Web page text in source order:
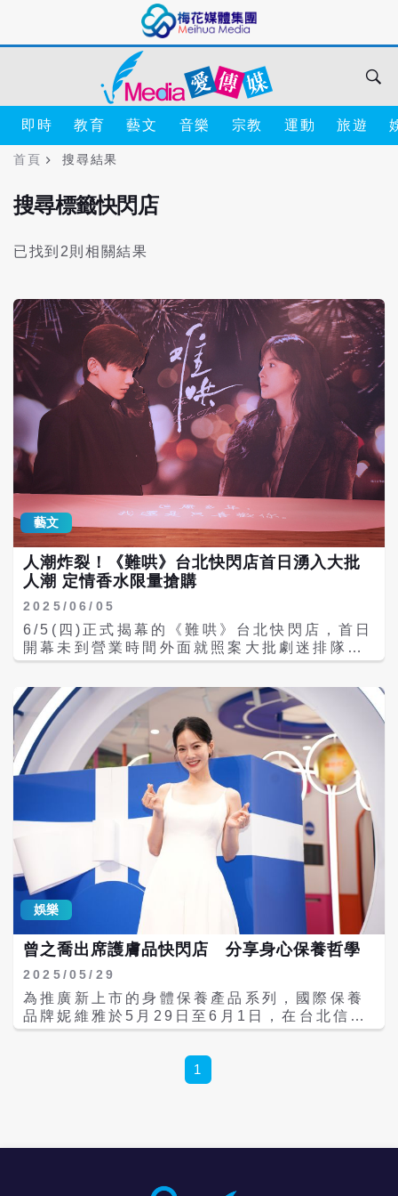
即時 教育 藝文 音樂 宗教 運動 旅遊
首頁 搜尋結果
搜尋標籤快閃店
已找到2則相關結果
藝文
人潮炸裂！《難哄》台北快閃店首日湧入大批
人潮 定情香水限量搶購
2025/06/05
6/5(四)正式揭幕的《難哄》台北快閃店，首日
開幕未到營業時間外面就照案大批劇迷排隊人
潮，迫不及待槍先朝聖!活動舉辦地點位於新光
造成實景感满滿的體驗空間，帶領粉絲重温白
敬亭、章若楠的「以延CP」的愛戀場景。 首
先映入眼舞的是快閃店入口設置《難哄》男女
主角的經典煙火端景，接著是男主角「桑延」
經營的「加班餐吧」招牌燈箱，象徵歡迎每一
位粉絲的到來；進入快閃店約60坪大的空間。
可以見到各種還原《難哄》唯美場景以及劇中
經典道具，包括男女主角高中時期穿過的制
服、畢業證書、車票等，以及兩人定情的芭蕾
舞音樂盒、定情手鍊；最特別的是，現場設置
「北榆麵館」場景，從桌椅到牆面布置，完整
還原劇情場景，吸晴度十足!現場多種唯美場
景，搭配經典金句，非常適合打卡拍網美照。
除此之外，現場也設置了製作花絮影片，讓劇
迷可以挖掘幕後彩蛋，以及設置「草莓蛋糕」
小物與留言牆，粉絲可以現場拍下美照，並將
邊商品專區，包括話題度極高的霜降水、多款
台北快閃店限定照片卡、海報等精美周邊，提
娛樂
曾之喬出席護膚品快閃店 分享身心保養哲學
2025/05/29
為推廣新上市的身體保養產品系列，國際保養
品牌妮維雅於5月29日至6月1日，在台北信義
區香堤廣場打造「妮維雅超能亮STUDIO」主
保養服務與互動活動。活動首日，妮維雅身體
保養代言人、藝人曾之喬現身開幕現場，分享
1